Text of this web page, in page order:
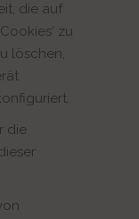
die auf
zu
löschen,
die